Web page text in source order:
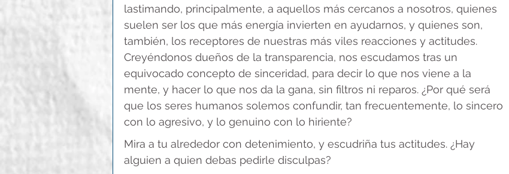
lastimando, principalmente, a aquellos más cercanos a nosotros, quienes
suelen ser los que más energía invierten en ayudarnos, y quienes son,
también, los receptores de nuestras más viles reacciones y actitudes.
Creyéndonos dueños de la transparencia, nos escudamos tras un
equivocado concepto de sinceridad, para decir lo que nos viene a la
mente, y hacer lo que nos da la gana, sin filtros ni reparos. ¿Por qué será
que los seres humanos solemos confundir, tan frecuentemente, lo sincero
con lo agresivo, y lo genuino con lo hiriente?
Mira a tu alrededor con detenimiento, y escudriña tus actitudes. ¿Hay
alguien a quien debas pedirle disculpas?